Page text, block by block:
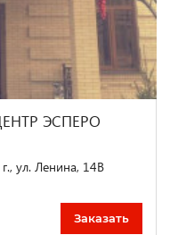
ЭСПЕРО
ул. Ленина, 14В
Заказать